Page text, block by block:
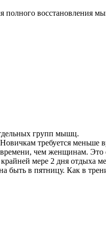
восстановления
групп мышц.
Новичкам требуется
времени, чем женщинам.
мере 2 дня отдыха
быть в пятницу. Как в